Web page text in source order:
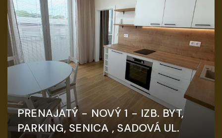
PRENAJATÝ - NOVÝ 1 - IZB. BYT,
PARKING, SENICA , SADOVÁ UL.